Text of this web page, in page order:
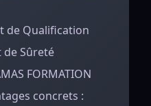
de Qualification
de Sûreté
FORMATION
concrets :